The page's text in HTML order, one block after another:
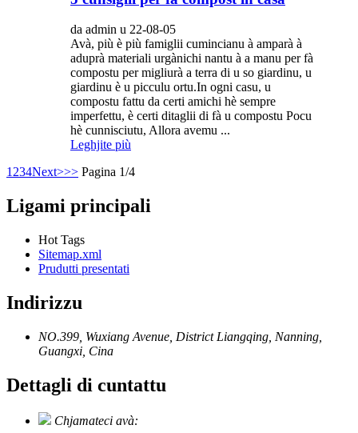
da admin u 22-08-05
Avà, più è più famiglii cumincianu à amparà à
aduprà materiali urgànichi nantu à a manu per fà
compostu per migliurà a terra di u so giardinu, u
giardinu è u picculu ortu.In ogni casu, u
compostu fattu da certi amichi hè sempre
imperfettu, è certi ditaglii di fà u compostu Pocu
hè cunnisciutu, Allora avemu ...
Leghjite più
1 234Next>>> Pagina 1/4
Ligami principali
Hot Tags
Sitemap.xml
Prudutti presentati
Indirizzu
NO.399, Wuxiang Avenue, District Liangqing, Nanning,
Guangxi, Cina
Dettagli di cuntattu
Chjamateci avà: